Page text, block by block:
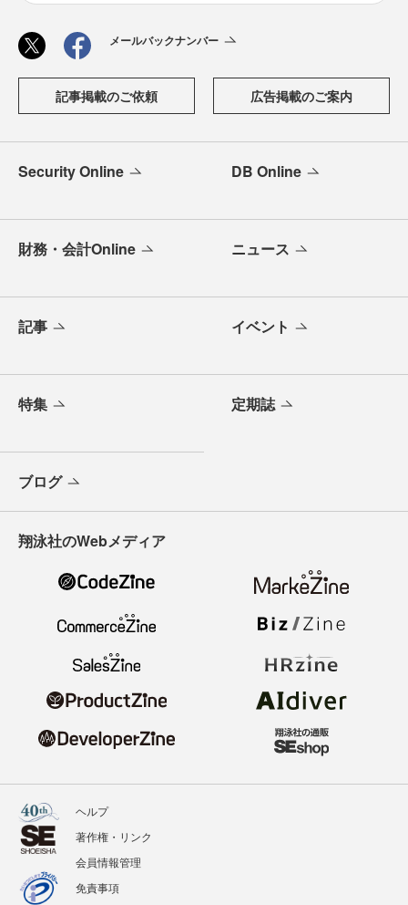
メールバックナンバー
記事掲載のご依頼 広告掲載のご案内
Security Online DB Online
財務・会計Online ニュース
記事 イベント
特集 定期誌
ブログ
翔泳社のWebメディア
ヘルプ
著作権・リンク
会員情報管理
免責事項